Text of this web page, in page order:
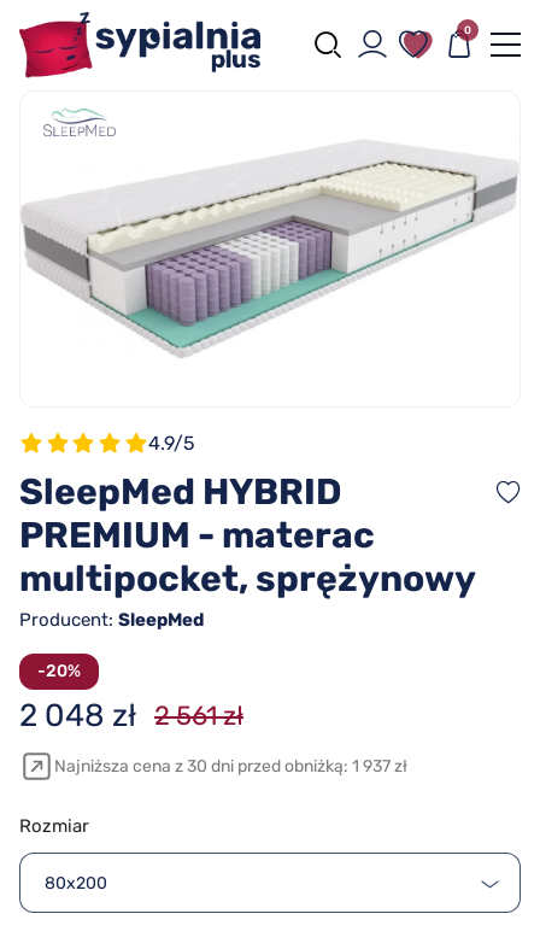
0
4.9/5
SleepMed HYBRID
PREMIUM - materac
multipocket, sprężynowy
Producent: SleepMed
-20%
2 048 zł 2 561 zł
Najniższa cena z 30 dni przed obniżką: 1 937 zł
Rozmiar
80x200